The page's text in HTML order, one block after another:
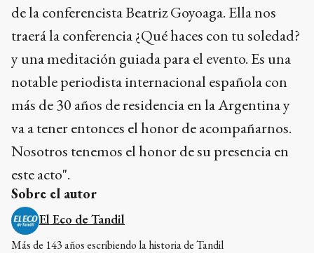
de la conferencista Beatriz Goyoaga. Ella nos
traerá la conferencia ¿Qué haces con tu soledad?
y una meditación guiada para el evento. Es una
notable periodista internacional española con
más de 30 años de residencia en la Argentina y
va a tener entonces el honor de acompañarnos.
Nosotros tenemos el honor de su presencia en
este acto".
Sobre el autor
El Eco de Tandil
Más de 143 años escribiendo la historia de Tandil